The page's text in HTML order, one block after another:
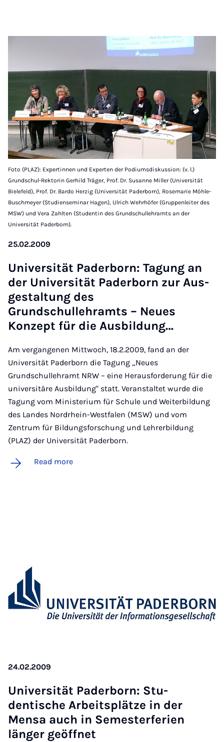
Foto (PLAZ): Expertinnen und Experten der Podiumsdiskussion: (v. l.)
Grundschul-Rektorin Gerhild Träger, Prof. Dr. Susanne Miller (Universität
Bielefeld), Prof. Dr. Bardo Herzig (Universität Paderborn), Rosemarie Möhle-
Buschmeyer (Studienseminar Hagen), Ulrich Wehrhöfer (Gruppenleiter des
MSW) und Vera Zahlten (Studentin des Grundschullehramts an der
Universität Paderborn).
25.02.2009
Uni­versität Pader­born: Ta­gung an
der Uni­versität Pader­born zur Aus­
gestal­tung des
Grundschullehramts – Neues
Konzept für die Aus­b­ildung…
Am vergangenen Mittwoch, 18.2.2009, fand an der
Universität Paderborn die Tagung „Neues
Grundschullehramt NRW – eine Herausforderung für die
universitäre Ausbildung" statt. Veranstaltet wurde die
Tagung vom Ministerium für Schule und Weiterbildung
des Landes Nordrhein-Westfalen (MSW) und vom
Zentrum für Bildungsforschung und Lehrerbildung
(PLAZ) der Universität Paderborn.
Read more
24.02.2009
Uni­versität Pader­born: Stu­
dentische Arbeit­s­plätze in der
Mensa auch in Semester­fer­i­en
länger geöffnet